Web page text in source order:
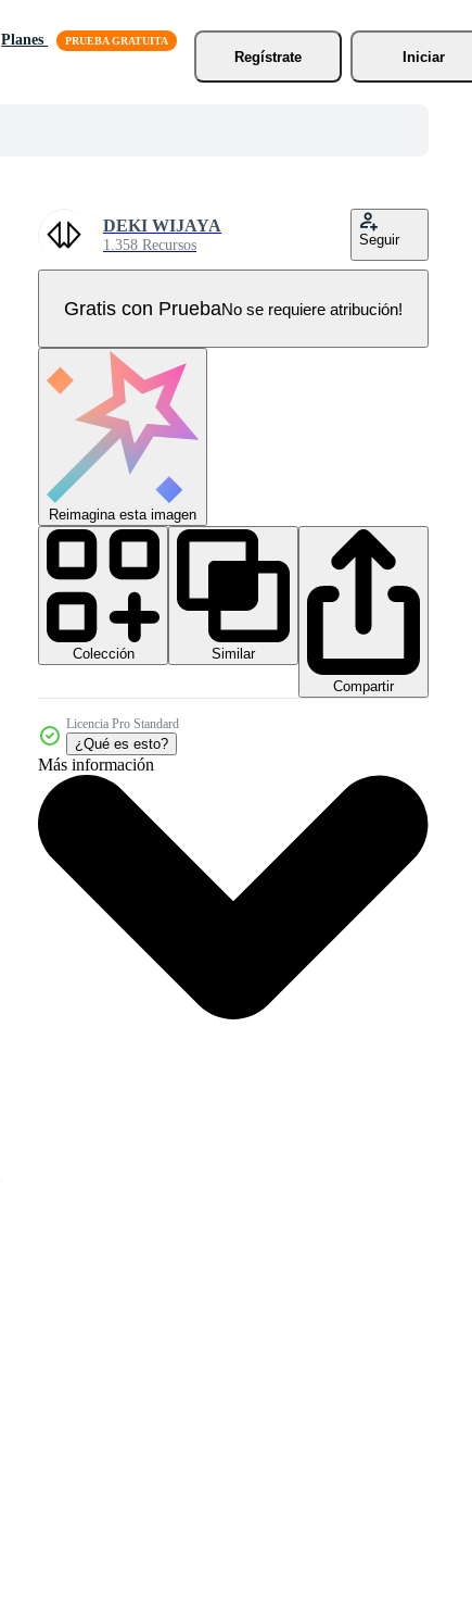
Planes
Regístrate
Iniciar
DEKI WIJAYA
1.358 Recursos Seguir
Gratis con PruebaNo se requiere atribución!
Reimagina esta imagen
Colección
Similar
Compartir
Licencia Pro Standard
¿Qué es esto?
Más información